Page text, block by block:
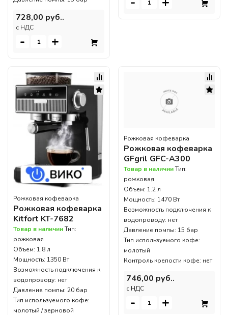
728,00 руб..
c НДС
- +
Рожковая кофеварка
Рожковая кофеварка
Kitfort KT-7682
Товар в наличииТип:
рожковая
Объем: 1.8 л
Мощность: 1350 Вт
Возможность подключения к
водопроводу: нет
Давление помпы: 20 бар
Тип используемого кофе:
молотый / зерновой
Рожковая кофеварка
Рожковая кофеварка
GFgril GFC-A300
Товар в наличииТип:
рожковая
Объем: 1.2 л
Мощность: 1470 Вт
Возможность подключения к
водопроводу: нет
Давление помпы: 15 бар
Тип используемого кофе:
молотый
Контроль крепости кофе: нет
746,00 руб..
c НДС
- +